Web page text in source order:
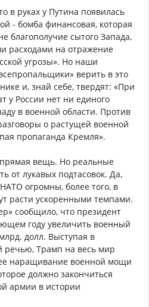
в руках у Путина появилась
- бомба финансовая, которая
благополучие сытого Запада,
расходами на отражение
угрозы». Но наши
верить в это
и, знай себе, твердят: «При
у России нет ни единого
в военной области. Против
о растущей военной
пропаганда Кремля».
вещь. Но реальные
от лукавых подтасовок. Да,
огромны, более того, в
расти ускоренными темпами.
сообщило, что президент
году увеличить военный
долл. Выступая в
речью, Трамп на весь мир
наращивание военной мощи
должно закончиться
армии в истории